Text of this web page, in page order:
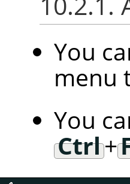
You
menu
You
Ctrl+